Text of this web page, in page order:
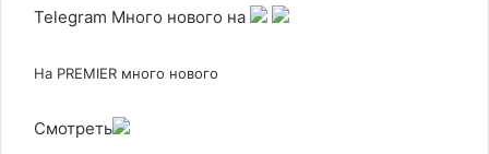
Telegram Много нового на
На PREMIER много нового
Смотреть